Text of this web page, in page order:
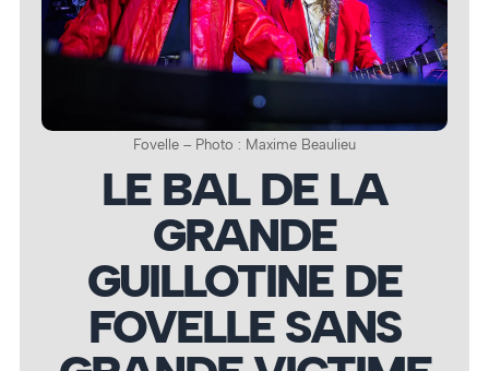
Fovelle – Photo : Maxime Beaulieu
LE BAL DE LA
GRANDE
GUILLOTINE DE
FOVELLE SANS